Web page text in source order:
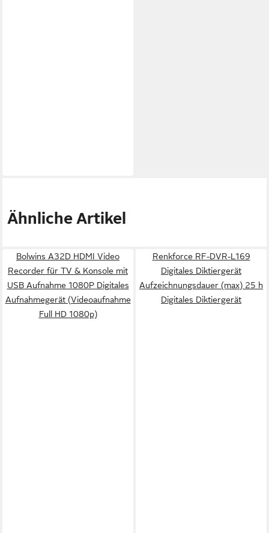
Ähnliche Artikel
Bolwins A32D HDMI Video
Recorder für TV & Konsole mit
USB Aufnahme 1080P Digitales
Aufnahmegerät (Videoaufnahme
Full HD 1080p)
Renkforce RF-DVR-L169
Digitales Diktiergerät
Aufzeichnungsdauer (max) 25 h
Digitales Diktiergerät